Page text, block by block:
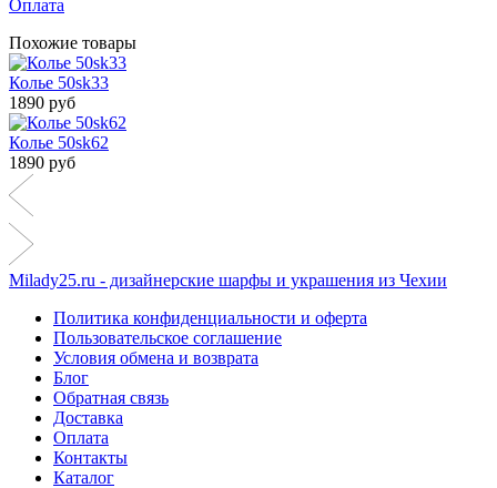
Оплата
Похожие товары
Колье 50sk33
1890 руб
Колье 50sk62
1890 руб
Milady25.ru - дизайнерские шарфы и украшения из Чехии
Политика конфиденциальности и оферта
Пользовательское соглашение
Условия обмена и возврата
Блог
Обратная связь
Доставка
Оплата
Контакты
Каталог